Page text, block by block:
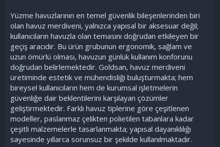
Yüzme havuzlarının en temel güvenlik bileşenlerinden biri
olan havuz merdiveni, yalnızca yapısal bir aksesuar değil;
kullanıcıların havuzla olan temasını doğrudan etkileyen bir
geçiş aracıdır. Bu ürün grubunun ergonomik, sağlam ve
uzun ömürlü olması, havuzun günlük kullanım konforunu
doğrudan belirlemektedir. Goldsan, havuz merdiveni
üretiminde estetik ve mühendisliği buluşturmakta; hem
bireysel kullanıcıların hem de kurumsal işletmelerin
güvenliğe dair beklentilerini karşılayan çözümler
geliştirmektedir. Farklı havuz tiplerine göre çeşitlenen
modeller, paslanmaz çelikten polietilen tabanlara kadar
çeşitli malzemelerle tasarlanmakta; yapısal dayanıklılığı
sayesinde yıllarca sorunsuz bir şekilde kullanılmaktadır.